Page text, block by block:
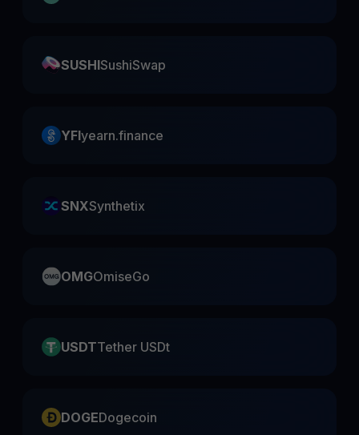
SUSHISushiSwap
YFIyearn.finance
SNXSynthetix
OMGOmiseGo
USDTTether USDt
DOGEDogecoin